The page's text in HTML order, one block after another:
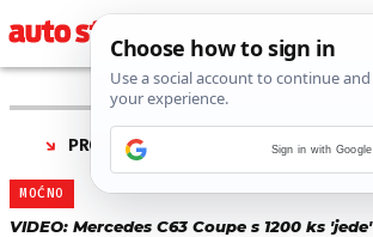
PRONAĐENO 3 REZULTATA ZA TAG “
MOĆNO
VIDEO: Mercedes C63 Coupe s 1200 ks 'jede'
Sign in with Google